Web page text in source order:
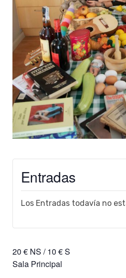
Entradas
Los Entradas todavía no
20 € NS / 10 € S
Sala Principal